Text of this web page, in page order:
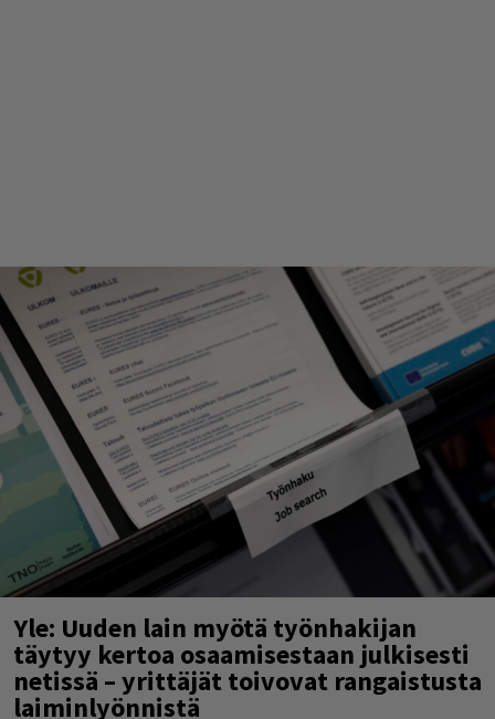
Yle: Uuden lain myötä työnhakijan
täytyy kertoa osaamisestaan julkisesti
netissä – yrittäjät toivovat rangaistusta
laiminlyönnistä